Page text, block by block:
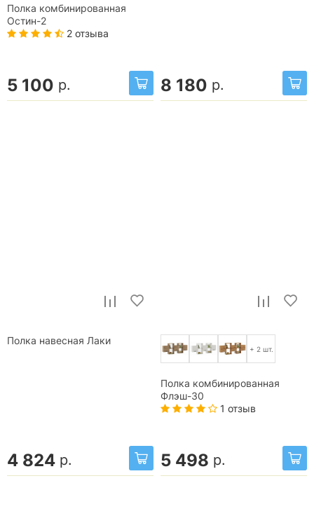
Полка комбинированная
Остин-2
2 отзыва
5 100 р. 8 180 р.
Полка навесная Лаки
4 824 р.
+ 2 шт.
Полка комбинированная
Флэш-30
1 отзыв
5 498 р.